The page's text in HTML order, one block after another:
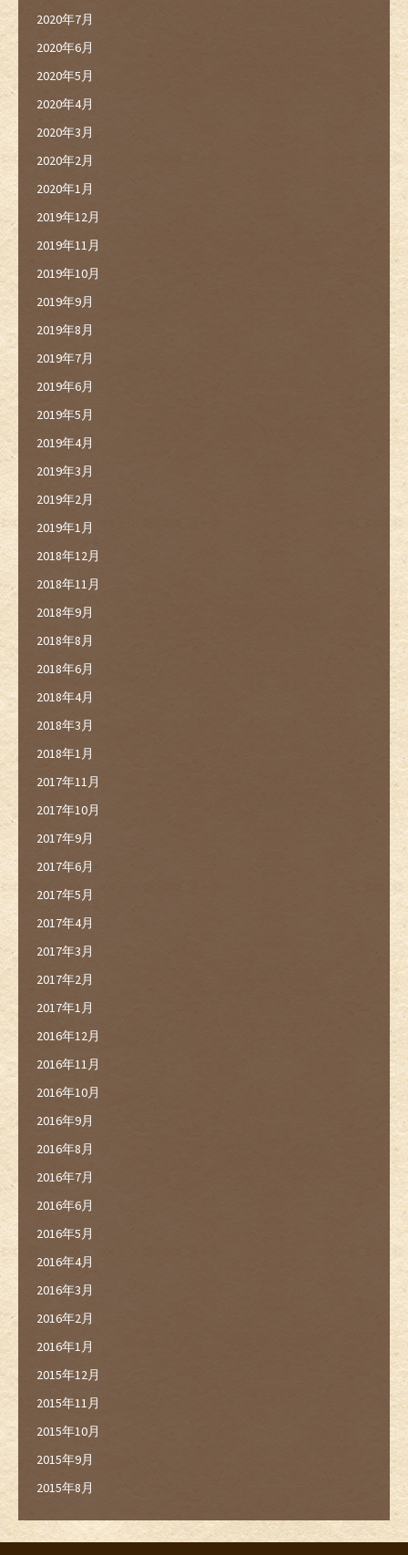
2020年7月
2020年6月
2020年5月
2020年4月
2020年3月
2020年2月
2020年1月
2019年12月
2019年11月
2019年10月
2019年9月
2019年8月
2019年7月
2019年6月
2019年5月
2019年4月
2019年3月
2019年2月
2019年1月
2018年12月
2018年11月
2018年9月
2018年8月
2018年6月
2018年4月
2018年3月
2018年1月
2017年11月
2017年10月
2017年9月
2017年6月
2017年5月
2017年4月
2017年3月
2017年2月
2017年1月
2016年12月
2016年11月
2016年10月
2016年9月
2016年8月
2016年7月
2016年6月
2016年5月
2016年4月
2016年3月
2016年2月
2016年1月
2015年12月
2015年11月
2015年10月
2015年9月
2015年8月